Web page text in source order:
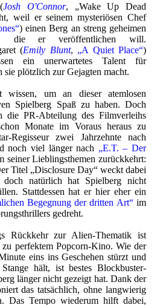
Josh O'Connor, „Wake Up Dead
weil er seinem mysteriösen Chef
) einen Berg an streng geheimen
die er veröffentlichen will.
(Emily Blunt, „A Quiet Place“)
ein unerwartetes Talent für
sie plötzlich zur Gejagten macht.
um an dieser atemlosen
Spielberg Spaß zu haben. Doch
die PR-Abteilung des Filmverleihs
Monate im Voraus heraus zu
Regisseur zwei Jahrzehnte nach
noch viel länger nach „E.T. – Der
seiner Lieblingsthemen zurückkehrt:
Titel „Disclosure Day“ weckt dabei
doch natürlich hat Spielberg nicht
Stattdessen hat er hier eher ein
Begegnung der dritten Art“im
gedreht.
Rückkehr zur Alien-Thematik ist
perfektem Popcorn-Kino. Wie der
eins ins Geschehen stürzt und
hält, ist bestes Blockbuster-
länger nicht gezeigt hat. Dank der
das tatsächlich, ohne langwierig
Das Tempo wiederum hilft dabei,